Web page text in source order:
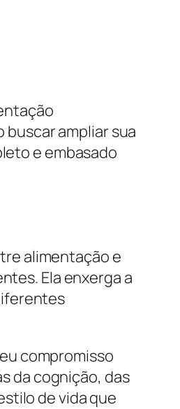
ampliar sua
e embasado
alimentação e
Ela enxerga a
compromisso
da cognição, das
de vida que